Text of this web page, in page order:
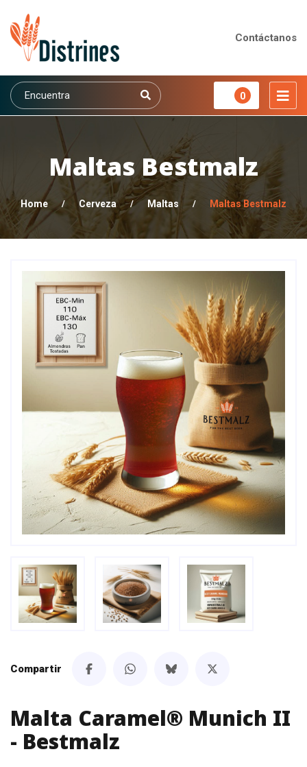
Contáctanos
0
Maltas Bestmalz
Home / Cerveza / Maltas / Maltas Bestmalz
Compartir
Malta Caramel® Munich II
- Bestmalz